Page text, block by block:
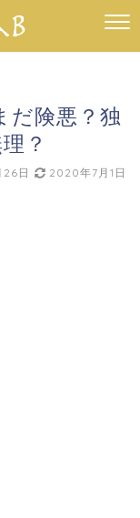
だ険悪？独
？
日 2020年7月1日